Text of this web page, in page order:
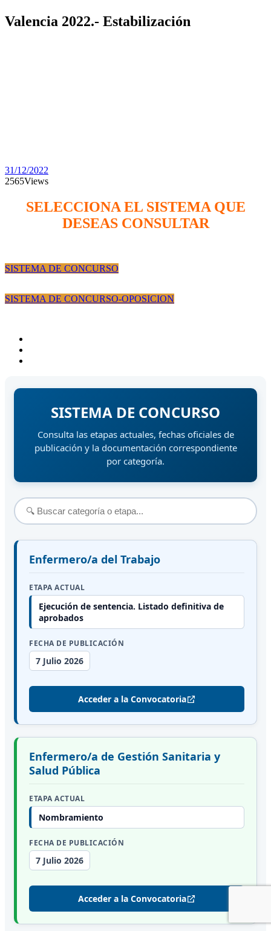
Valencia 2022.- Estabilización
31/12/2022
2565Views
SELECCIONA EL SISTEMA QUE
DESEAS CONSULTAR
SISTEMA DE CONCURSO
SISTEMA DE CONCURSO-OPOSICION
SISTEMA DE CONCURSO
Consulta las etapas actuales, fechas oficiales de
publicación y la documentación correspondiente
por categoría.
Enfermero/a del Trabajo
ETAPA ACTUAL
Ejecución de sentencia. Listado definitiva de
aprobados
FECHA DE PUBLICACIÓN
7 Julio 2026
Acceder a la Convocatoria
Enfermero/a de Gestión Sanitaria y
Salud Pública
ETAPA ACTUAL
Nombramiento
FECHA DE PUBLICACIÓN
7 Julio 2026
Acceder a la Convocatoria